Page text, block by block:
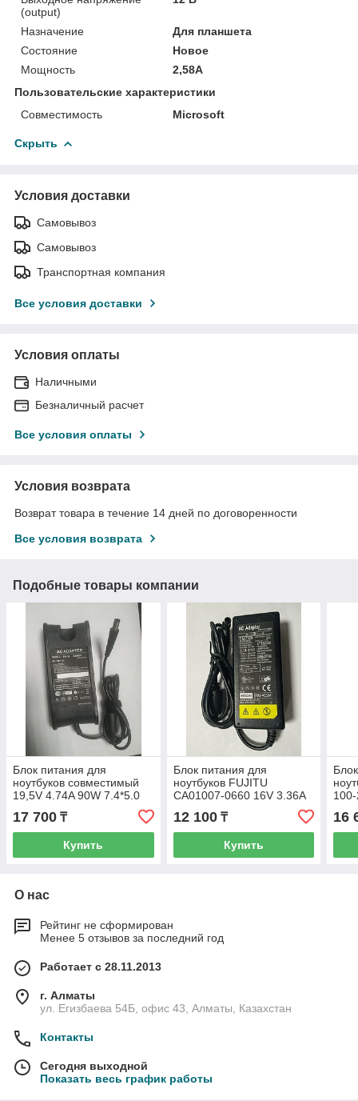
(output)
Назначение
Для планшета
Состояние
Новое
Мощность
2,58A
Пользовательские характеристики
Совместимость
Microsoft
Скрыть
Условия доставки
Самовывоз
Самовывоз
Транспортная компания
Все условия доставки
Условия оплаты
Наличными
Безналичный расчет
Все условия оплаты
Условия возврата
Возврат товара в течение 14 дней по договоренности
Все условия возврата
Подобные товары компании
Блок питания для
ноутбуков совместимый
19,5V 4.74A 90W 7.4*5.0
center pin (model: PA-10)
17 700 ₸
Купить
Блок питания для
ноутбуков FUJITU
CA01007-0660 16V 3.36A
54W 6.0*4.0
12 100₸
Купить
16
О нас
Рейтинг не сформирован
Менее 5 отзывов за последний год
Работает с 28.11.2013
г. Алматы
ул. Егизбаева 54Б, офис 43, Алматы, Казахстан
Контакты
Сегодня выходной
Показать весь график работы